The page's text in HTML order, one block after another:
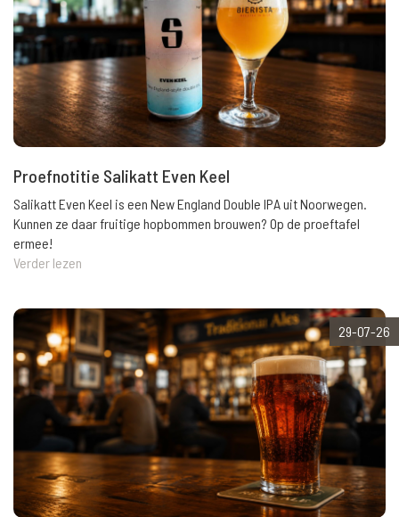
Proefnotitie Salikatt Even Keel
Salikatt Even Keel is een New England Double IPA uit Noorwegen.
Kunnen ze daar fruitige hopbommen brouwen? Op de proeftafel
ermee!
Verder lezen
29-07-26